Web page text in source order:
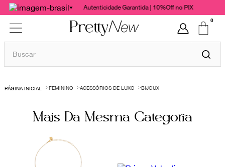
Autenticidade Garantida | 10%Off no PIX
0
Buscar
FEMININO ACESSÓRIOS DE LUXO BIJOUX
Mais Da Mesma Categoria
1º
bolsas
cris barros
valentino